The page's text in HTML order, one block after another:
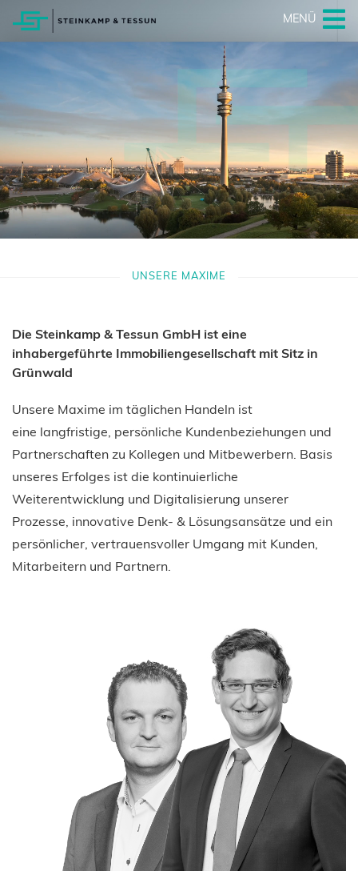
MENÜ
UNSERE MAXIME
Die Steinkamp & Tessun GmbH ist eine
inhabergeführte Immobiliengesellschaft mit Sitz in
Grünwald
Unsere Maxime im täglichen Handeln ist
eine langfristige, persönliche Kundenbeziehungen und
Partnerschaften zu Kollegen und Mitbewerbern. Basis
unseres Erfolges ist die kontinuierliche
Weiterentwicklung und Digitalisierung unserer
Prozesse, innovative Denk- & Lösungsansätze und ein
persönlicher, vertrauensvoller Umgang mit Kunden,
Mitarbeitern und Partnern.